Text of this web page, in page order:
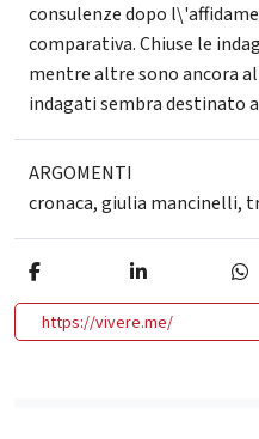
consulenze dopo
comparativa. Chiuse le
mentre altre sono ancora
indagati sembra destinato
ARGOMENTI
cronaca,giulia mancinelli,
https://vivere.me/